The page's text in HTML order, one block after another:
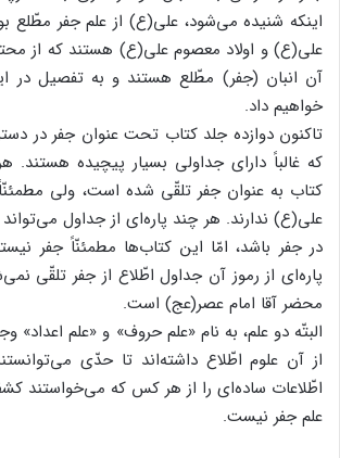
اینکه شنیده می‌شود، علی(ع) از علم جفر مطّلع
علی(ع) و اولاد معصوم علی(ع) هستند که از
آن انبان (جفر) مطّلع هستند و به تفصیل
خواهیم داد.
تاکنون دوازده جلد کتاب تحت عنوان جفر در
که غالباً دارای جداولی بسیار پیچیده هستند.
کتاب به عنوان جفر تلقّی شده است، ولی
علی(ع) ندارند. هر چند پاره‌ای از جداول
در جفر باشد، امّا این کتاب‌ها مطمئنّاً جفر
پاره‌ای از رموز آن جداول اطّلاع از جفر تلقّی
محضر آقا امام عصر(عج) است.
البتّه دو علم، به نام «علم حروف» و «علم اعداد»
از آن علوم اطّلاع داشته‌اند تا حدّی
اطّلاعات ساده‌ای را از هر کس که می‌خواستند
علم جفر نیست.